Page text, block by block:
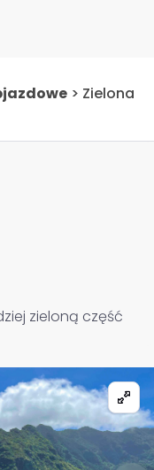
> Zielona
zieloną część